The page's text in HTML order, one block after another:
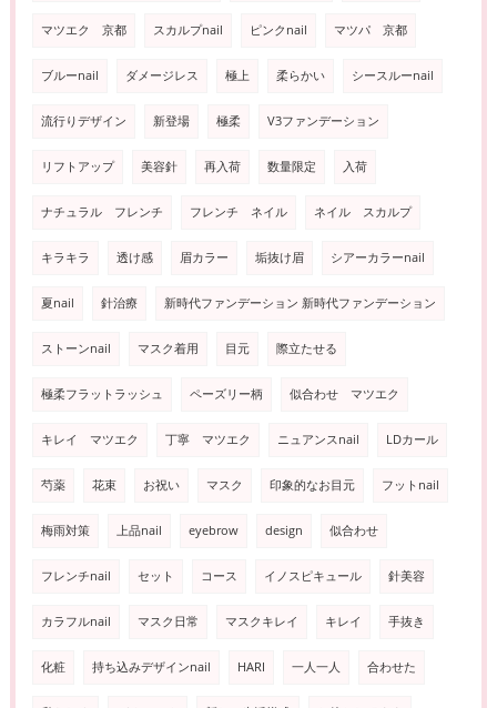
マツエク 京都 スカルプnail ピンクnail マツパ 京都
ブルーnail ダメージレス 極上 柔らかい シースルーnail
流行りデザイン 新登場 極柔 V3ファンデーション
リフトアップ 美容針 再入荷 数量限定 入荷
ナチュラル フレンチ フレンチ ネイル ネイル スカルプ
キラキラ 透け感 眉カラー 垢抜け眉 シアーカラーnail
夏nail 針治療 新時代ファンデーション 新時代ファンデーション
ストーンnail マスク着用 目元 際立たせる
極柔フラットラッシュ ペーズリー柄 似合わせ マツエク
キレイ マツエク 丁寧 マツエク ニュアンスnail LDカール
芍薬 花束 お祝い マスク 印象的なお目元 フットnail
梅雨対策 上品nail eyebrow design 似合わせ
フレンチnail セット コース イノスピキュール 針美容
カラフルnail マスク日常 マスクキレイ キレイ 手抜き
化粧 持ち込みデザインnail HARI 一人一人 合わせた